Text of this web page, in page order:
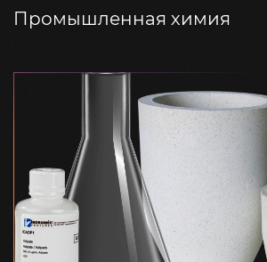
Промышленная химия